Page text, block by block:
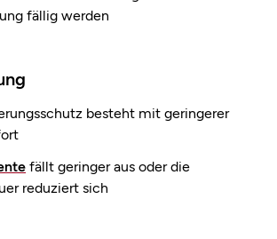
fällig werden
besteht mit geringerer
fällt geringer aus oder die
reduziert sich